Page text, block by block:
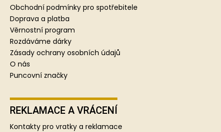
Obchodní podmínky pro spotřebitele
Doprava a platba
Věrnostní program
Rozdáváme dárky
Zásady ochrany osobních údajů
O nás
Puncovní značky
REKLAMACE A VRÁCENÍ
Kontakty pro vratky a reklamace